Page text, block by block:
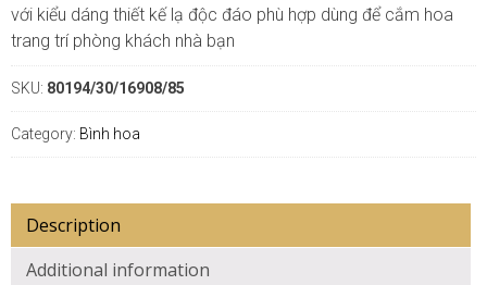
với kiểu dáng thiết kế lạ độc đáo phù hợp dùng để cắm hoa
trang trí phòng khách nhà bạn
SKU: 80194/30/16908/85
Category: Bình hoa
Description
Additional information